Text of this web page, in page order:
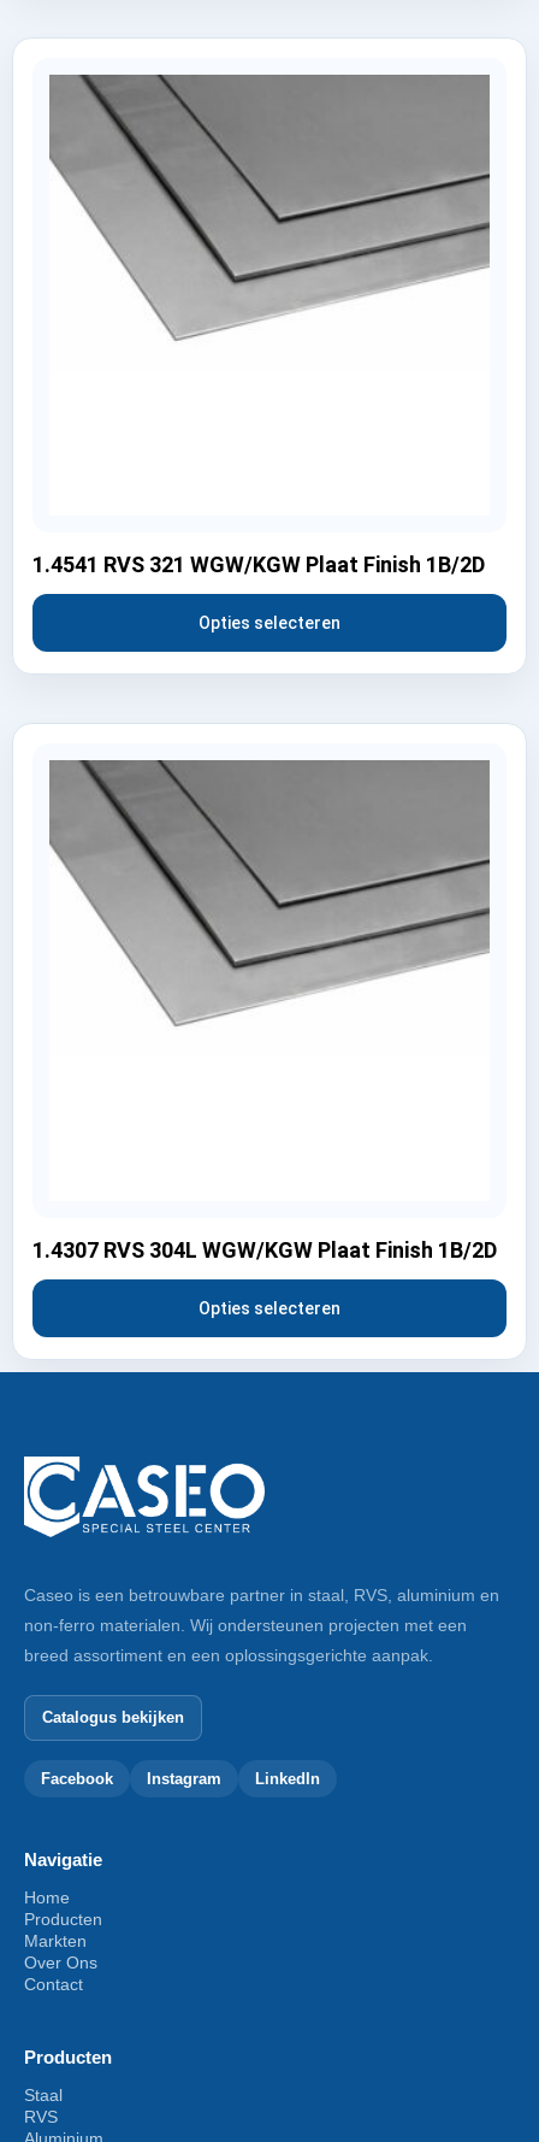
1.4541 RVS 321 WGW/KGW Plaat Finish 1B/2D
Opties selecteren
1.4307 RVS 304L WGW/KGW Plaat Finish 1B/2D
Opties selecteren
Caseo is een betrouwbare partner in staal, RVS, aluminium en
non-ferro materialen. Wij ondersteunen projecten met een
breed assortiment en een oplossingsgerichte aanpak.
Catalogus bekijken
Facebook Instagram LinkedIn
Navigatie
Home
Producten
Markten
Over Ons
Contact
Producten
Staal
RVS